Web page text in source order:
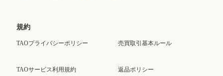
規約
TAOプライバシーポリシー
TAOサービス利用規約
売買取引基本ルール
返品ポリシー